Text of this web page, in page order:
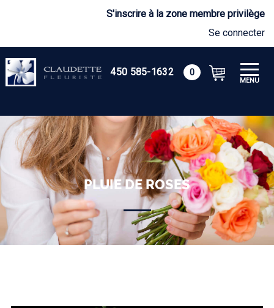
S'inscrire à la zone membre privilège
Se connecter
450 585-1632 0
PLUIE DE ROSES
MENU